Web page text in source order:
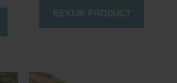
BEKIJK PRODUCT